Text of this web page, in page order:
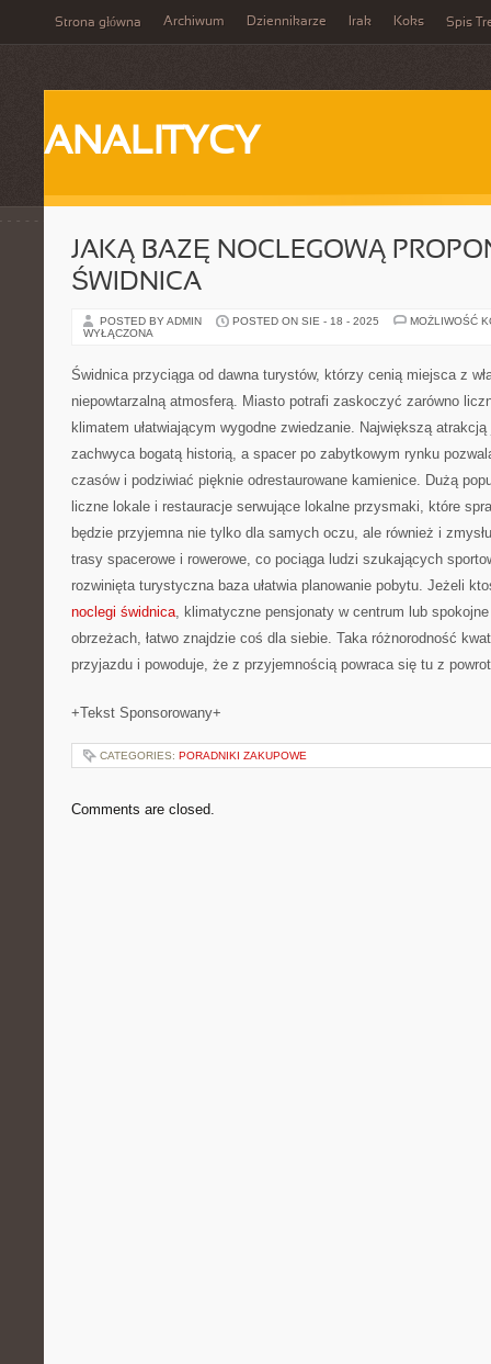
Strona główna Archiwum Dziennikarze Irak Koks Spis
ANALITYCY
JAKĄ BAZĘ NOCLEGOWĄ
ŚWIDNICA
POSTED BY ADMIN POSTED ON SIE - 18 - 2025
MOŻLIWOŚĆ
WYŁĄCZONA
Świdnica przyciąga od dawna turystów, którzy cenią miejsca z
niepowtarzalną atmosferą. Miasto potrafi zaskoczyć zarówno
klimatem ułatwiającym wygodne zwiedzanie. Największą
zachwyca bogatą historią, a spacer po zabytkowym rynku
czasów i podziwiać pięknie odrestaurowane kamienice. Dużą
liczne lokale i restauracje serwujące lokalne przysmaki, które
będzie przyjemna nie tylko dla samych oczu, ale również i
trasy spacerowe i rowerowe, co pociąga ludzi szukających
rozwinięta turystyczna baza ułatwia planowanie pobytu. Jeżeli
noclegi świdnica, klimatyczne pensjonaty w centrum lub
obrzeżach, łatwo znajdzie coś dla siebie. Taka różnorodność
przyjazdu i powoduje, że z przyjemnością powraca się tu z
+Tekst Sponsorowany+
CATEGORIES: PORADNIKI ZAKUPOWE
Comments are closed.